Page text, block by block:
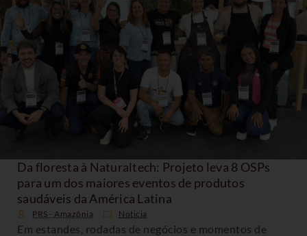
Da floresta à Naturaltech: Projeto leva 8 OSPs
para um dos maiores eventos de produtos
saudáveis da América Latina
PRS - Amazônia Noticia
Em estandes, rodadas de negócios e momentos de